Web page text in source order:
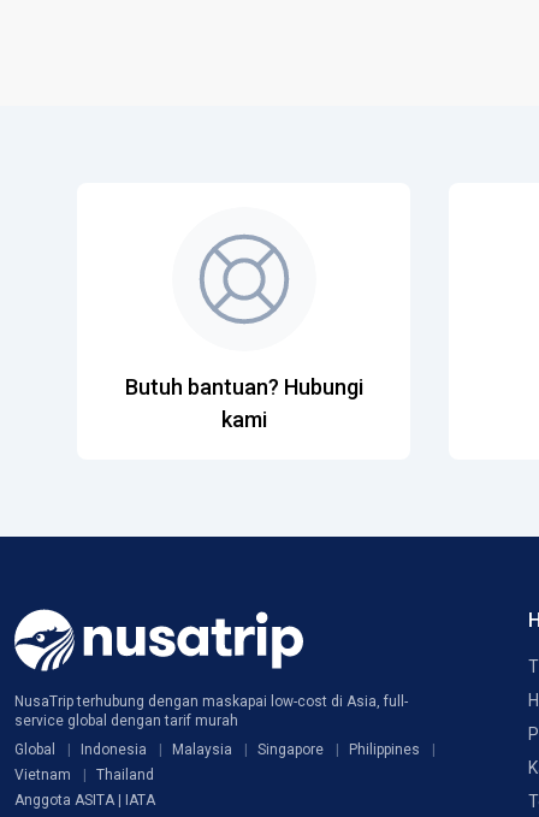
Butuh bantuan? Hubungi
kami
NusaTrip terhubung dengan maskapai low-cost di Asia, full-
service global dengan tarif murah
Global
Indonesia Malaysia Singapore
Philippines
Vietnam
Thailand
Anggota ASITA | IATA